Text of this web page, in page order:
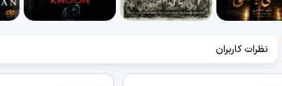
نظرات کاربران